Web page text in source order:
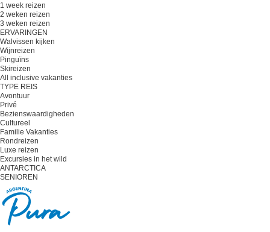
1 week reizen
2 weken reizen
3 weken reizen
ERVARINGEN
Walvissen kijken
Wijnreizen
Pinguïns
Skireizen
All inclusive vakanties
TYPE REIS
Avontuur
Privé
Bezienswaardigheden
Cultureel
Familie Vakanties
Rondreizen
Luxe reizen
Excursies in het wild
ANTARCTICA
SENIOREN